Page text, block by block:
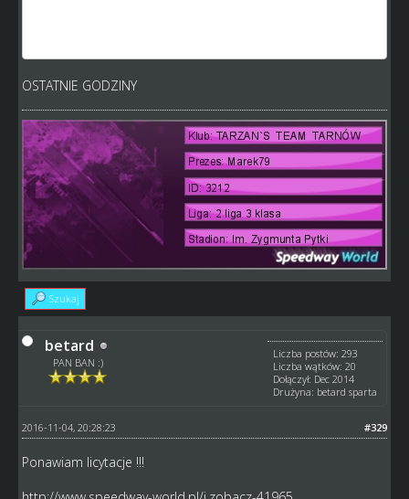
OSTATNIE GODZINY
Szukaj
betard
PAN BAN :)
Liczba postów: 293
Liczba wątków: 20
Dołączył: Dec 2014
Drużyna: betard sparta
#329
2016-11-04, 20:28:23
Ponawiam licytacje !!!